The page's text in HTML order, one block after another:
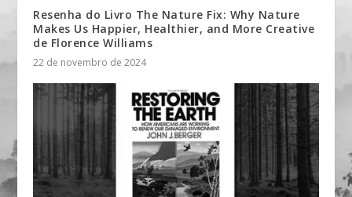
Resenha do Livro The Nature Fix: Why Nature
Makes Us Happier, Healthier, and More Creative
de Florence Williams
22 de novembro de 2024